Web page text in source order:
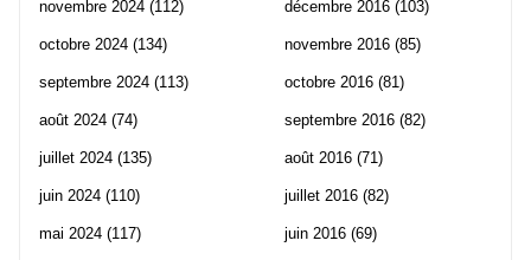
novembre 2024 (112)
octobre 2024 (134)
septembre 2024 (113)
août 2024 (74)
juillet 2024 (135)
juin 2024 (110)
mai 2024 (117)
décembre 2016 (103)
novembre 2016 (85)
octobre 2016 (81)
septembre 2016 (82)
août 2016 (71)
juillet 2016 (82)
juin 2016 (69)